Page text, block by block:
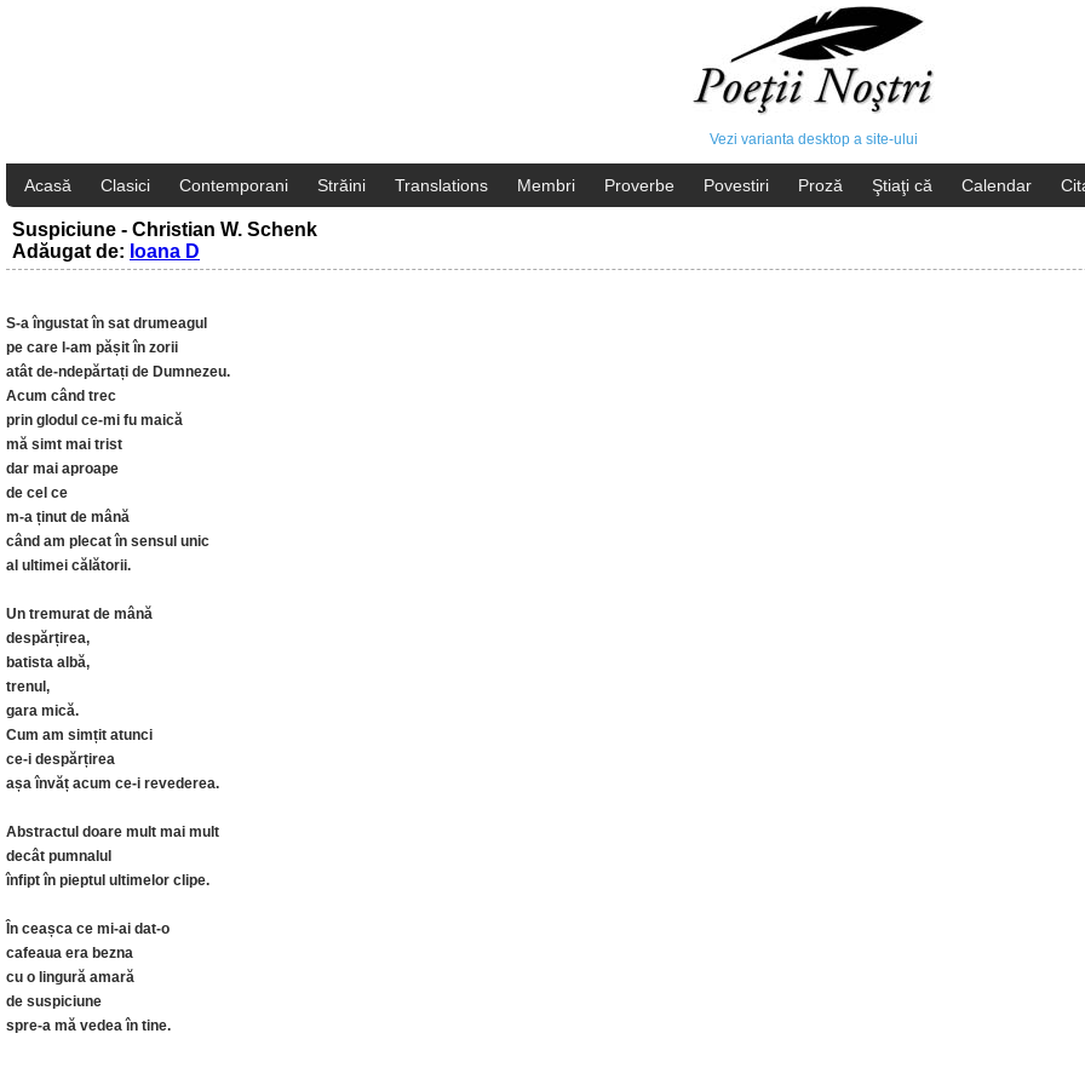
Vezi varianta desktop a site-ului
Acasă Clasici Contemporani Străini Translations Membri Proverbe Povestiri Proză Ştiaţi că Calendar
Suspiciune - Christian W. Schenk
Adăugat de: Ioana D
S-a îngustat în sat drumeagul
pe care l-am pășit în zorii
atât de-ndepărtați de Dumnezeu.
Acum când trec
prin glodul ce-mi fu maică
mă simt mai trist
dar mai aproape
de cel ce
m-a ținut de mână
când am plecat în sensul unic
al ultimei călătorii.
Un tremurat de mână
despărțirea,
batista albă,
trenul,
gara mică.
Cum am simțit atunci
ce-i despărțirea
așa învăț acum ce-i revederea.
Abstractul doare mult mai mult
decât pumnalul
înfipt în pieptul ultimelor clipe.
În ceașca ce mi-ai dat-o
cafeaua era bezna
cu o lingură amară
de suspiciune
spre-a mă vedea în tine.